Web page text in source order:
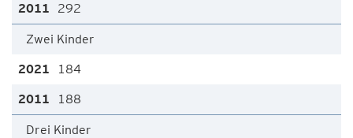
292
Zwei Kinder
184
188
Drei Kinder